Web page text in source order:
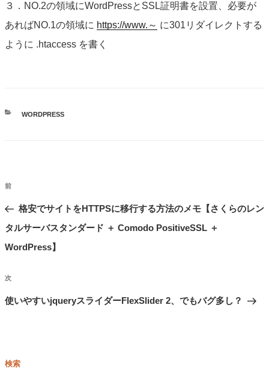
３．NO.2の領域にWordPressとSSL証明書を設置、必要が
あればNO.1の領域に https://www.～ に301リダイレクトする
ように .htaccess を書く
カ
WORDPRESS
ナ
ビ
ゲ
シ
ョ
前
の
投
稿
前
格安でサイトをHTTPSに移行する方法のメモ【さくらのレン
タルサーバスタンダード ＋ Comodo PositiveSSL ＋
WordPress】
次
の
次
使いやすいjqueryスライダーFlexSlider 2、でもバグ多し？
検索